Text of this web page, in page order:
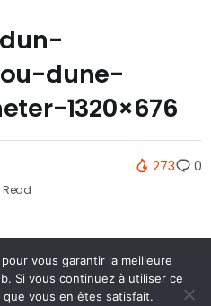
dune-
1320×676
Read
273 0
vous garantir la meilleure
Si vous continuez à utiliser ce
vous en êtes satisfait.